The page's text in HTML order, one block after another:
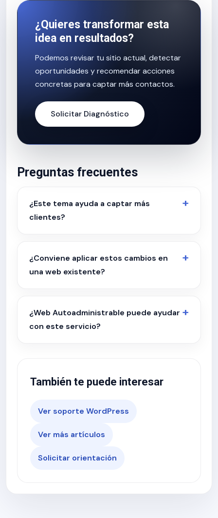
¿Quieres transformar esta
idea en resultados?
Podemos revisar tu sitio actual, detectar
oportunidades y recomendar acciones
concretas para captar más contactos.
Solicitar Diagnóstico
Preguntas frecuentes
¿Este tema ayuda a captar más
clientes?
¿Conviene aplicar estos cambios en
una web existente?
¿Web Autoadministrable puede ayudar
con este servicio?
También te puede interesar
Ver soporte WordPress
Ver más artículos
Solicitar orientación